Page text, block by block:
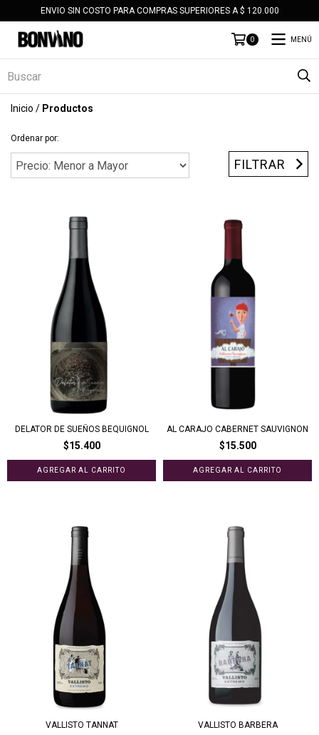
ENVIO SIN COSTO PARA COMPRAS SUPERIORES A $ 120.000
0 MENÚ
Inicio / Productos
Ordenar por:
FILTRAR
DELATOR DE SUEÑOS BEQUIGNOL
$15.400
AL CARAJO CABERNET SAUVIGNON
$15.500
VALLISTO TANNAT VALLISTO BARBERA